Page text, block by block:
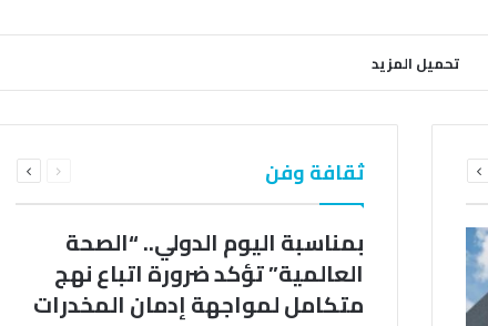
تحميل المزيد
ثقافة وفن الصفحةالصفحة
بمناسبة اليوم الدولي.. “الصحة
العالمية” تؤكد ضرورة اتباع نهج
متكامل لمواجهة إدمان المخدرات